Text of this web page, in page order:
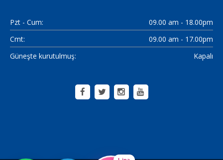
Pzt - Cum:
09.00 am - 18.00pm
Cmt:
09.00 am - 17.00pm
Güneşte kurutulmuş:
Kapalı